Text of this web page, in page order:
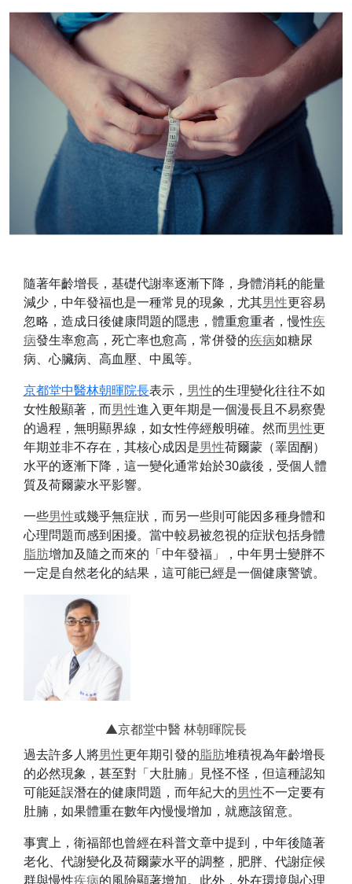
隨著年齡增長，基礎代謝率逐漸下降，身體消耗的能量
減少，中年發福也是一種常見的現象，尤其男性更容易
忽略，造成日後健康問題的隱患，體重愈重者，慢性疾
病發生率愈高，死亡率也愈高，常併發的疾病如糖尿
病、心臟病、高血壓、中風等。
京都堂中醫林朝暉院長表示， 男性的生理變化往往不如
女性般顯著，而男性進入更年期是一個漫長且不易察覺
的過程，無明顯界線，如女性停經般明確。然而男性更
年期並非不存在，其核心成因是男性荷爾蒙（睪固酮）
水平的逐漸下降，這一變化通常始於30歲後，受個人體
質及荷爾蒙水平影響。
一些男性或幾乎無症狀，而另一些則可能因多種身體和
心理問題而感到困擾。當中較易被忽視的症狀包括身體
脂肪增加及隨之而來的「中年發福」，中年男士變胖不
一定是自然老化的結果，這可能已經是一個健康警號。
▲京都堂中醫 林朝暉院長
過去許多人將男性更年期引發的脂肪堆積視為年齡增長
的必然現象，甚至對「大肚腩」見怪不怪，但這種認知
可能延誤潛在的健康問題，而年紀大的男性不一定要有
肚腩，如果體重在數年內慢慢增加，就應該留意。
事實上，衛福部也曾經在科普文章中提到，中年後隨著
老化、代謝變化及荷爾蒙水平的調整，肥胖、代謝症候
群與慢性疾病的風險顯著增加。此外，外在環境與心理